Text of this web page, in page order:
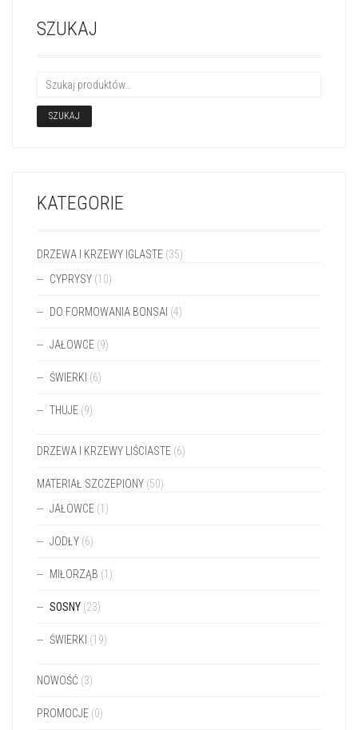
SZUKAJ
SZUKAJ
KATEGORIE
DRZEWA I KRZEWY IGLASTE (35)
CYPRYSY (10)
DO FORMOWANIA BONSAI (4)
JAŁOWCE (9)
ŚWIERKI (6)
THUJE (9)
DRZEWA I KRZEWY LIŚCIASTE (6)
MATERIAŁ SZCZEPIONY (50)
JAŁOWCE (1)
JODŁY (6)
MIŁORZĄB (1)
SOSNY (23)
ŚWIERKI (19)
NOWOŚĆ (3)
PROMOCJE (0)